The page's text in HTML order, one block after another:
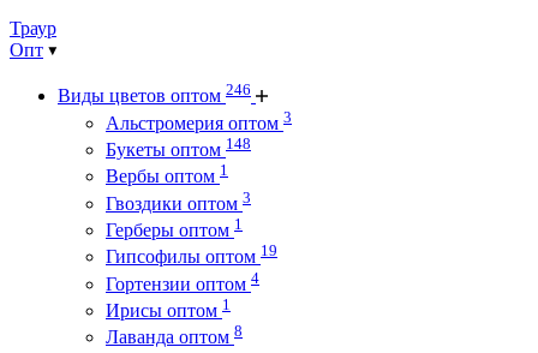
Траур
Опт
Виды цветов оптом 246
Альстромерия оптом 3
Букеты оптом 148
Вербы оптом 1
Гвоздики оптом 3
Герберы оптом 1
Гипсофилы оптом 19
Гортензии оптом 4
Ирисы оптом 1
Лаванда оптом 8